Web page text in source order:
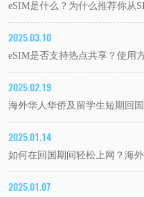
eSIM是什么？为什么推荐你从
2025.03.10
eSIM是否支持热点共享？使用
2025.02.19
海外华人华侨及留学生短期回
2025.01.14
如何在回国期间轻松上网？海
2025.01.07